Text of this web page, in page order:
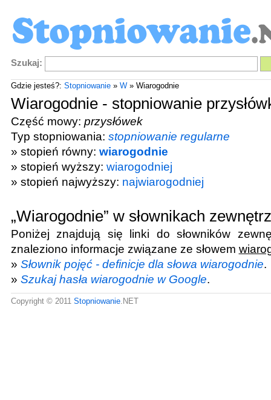
Szukaj:
Gdzie jesteś?: Stopniowanie» W» Wiarogodnie
Wiarogodnie - stopniowanie
Część mowy: przysłówek
Typ stopniowania: stopniowanie regularne
» stopień równy: wiarogodnie
» stopień wyższy: wiarogodniej
» stopień najwyższy: najwiarogodniej
„Wiarogodnie” w słownikach
Poniżej znajdują się linki do słowników
znaleziono informacje związane ze słowem
» Słownik pojęć - definicje dla słowa wiarogodnie.
» Szukaj hasła wiarogodnie w Google.
Copyright © 2011 Stopniowanie.NET